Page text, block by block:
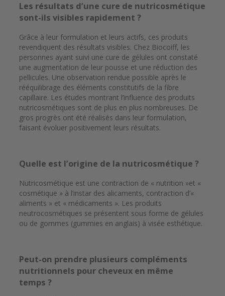
Les résultats d’une cure de nutricosmétique
sont-ils visibles rapidement ?
Grâce à leur formulation et leurs actifs, ces produits
revendiquent des résultats visibles. Chez Biocoiff, les
personnes ayant suivi une cure de gélules ont constaté
une augmentation de leur pousse et une réduction des
pellicules. Une observation rendue possible après le
rééquilibrage des éléments constitutifs de la fibre
capillaire. Les études montrant l’influence des produits
nutricosmétiques sont de plus en plus nombreuses. De
gros progrès ont été réalisés dans leur formulation,
faisant évoluer positivement leurs résultats.
Quelle est l’origine de la nutricosmétique ?
Nutricosmétique est une contraction de « nutrition »et «
cosmétique » à l’instar des alicaments, contraction d’«
aliments » et « médicaments ». Les produits
neutrocosmétiques se présentent sous forme de gélules
ou de gommes (gummies en anglais) à visée esthétique.
Peut-on prendre plusieurs compléments
nutritionnels pour cheveux en même
temps ?